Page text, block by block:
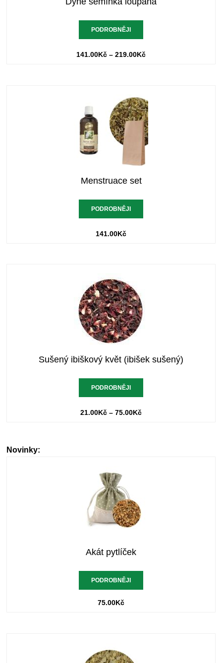
PODROBNĚJI
141.00Kč – 219.00Kč
Menstruace set
PODROBNĚJI
141.00Kč
Sušený ibiškový květ (ibišek sušený)
PODROBNĚJI
21.00Kč – 75.00Kč
Novinky:
Akát pytlíček
PODROBNĚJI
75.00Kč